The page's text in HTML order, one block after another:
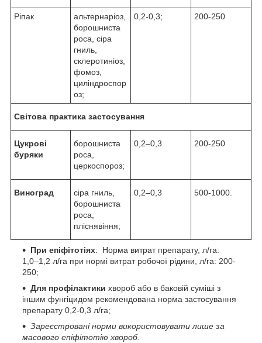
Ріпак
альтернаріоз,
борошниста
роса, сіра
гниль,
склеротиніоз,
фомоз,
циліндроспор
оз;
0,2-0,3; 200-250
Світова практика застосування
Цукрові
буряки
борошниста
роса,
церкоспороз;
0,2–0,3 200-250
Виноград
сіра гниль,
борошниста
роса,
пліснявіння;
0,2–0,3 500-1000.
При епіфітотіях: Норма витрат препарату, л/га:
1,0–1,2 л/га при нормі витрат робочої рідини, л/га: 200-
250;
Для профілактики хвороб або в баковій суміші з
іншим фунгіцидом рекомендована норма застосування
препарату 0,2-0,3 л/га;
Зареєстровані норми використовувати лише за
масового епіфітотію хвороб.